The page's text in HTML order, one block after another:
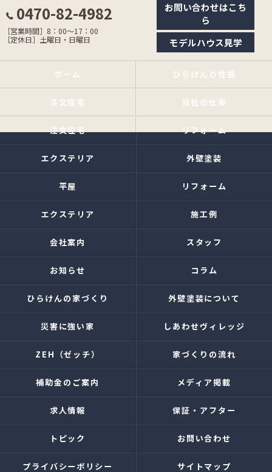
0470-82-4982
［営業時間］8：00〜17：00
［定休日］土曜日・日曜日
お問い合わせはこち
ら
モデルハウス見学
ホーム ひらけんの性能
注文住宅 当社の仕事
注文住宅 リフォーム
エクステリア 外壁塗装
平屋 リフォーム
エクステリア 施工例
会社案内 スタッフ
お知らせ コラム
ひらけんの家づくり 外壁塗装について
災害に強い家 しあわせヴィレッジ
ZEH（ゼッチ） 家づくりの流れ
補助金のご案内 メディア掲載
求人情報 保証・アフター
トピック お問い合わせ
プライバシーポリシー サイトマップ